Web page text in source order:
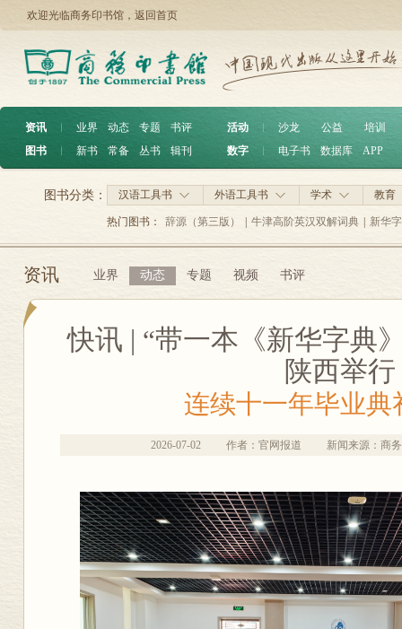
欢迎光临商务印书馆， 返回首页
资讯 ︱ 业界 动态 专题
书评
图书
︱ 新书 常备 丛书 辑刊
活动 沙龙 公益
培训
数字
电子书 数据库 APP
汉语工具书 外语工具书 学术 教育
图书分类：
热门图书： 辞源（第三版） 牛津高阶英汉双解词典 新华
资讯 业界 动态 专题 视频 书评
快讯 | “带一本《新华字典
陕西举行
连续十一年毕业典
2026-07-02 作者：官网报道 新闻来源：商